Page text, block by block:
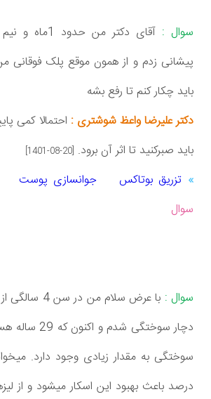
سوال :
آقای دکتر من
پیشانی زدم و از همون موقع پلک فوقانی
باید چکار کنم تا رفع بشه
دکتر علیرضا واعظ شوشتری : احتمالا کمی
باید صبرکنید تا اثر آن برود. [1401-08-20]
تزریق بوتاکس جوانسازی پوست
سوال
سوال :
با عرض سلام
دچار سوختگی
سوختگی به مقدار زیادی وجود دارد.